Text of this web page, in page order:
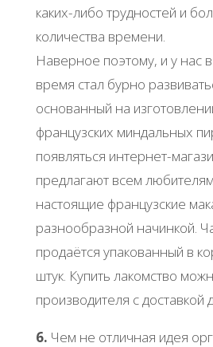
каких-либо трудностей и
количества времени.
Наверное поэтому, и у нас
время стал бурно
основанный на
французских миндальных
появляться интернет-
предлагают всем
настоящие французские
разнообразной начинкой.
продаётся упакованный в
штук. Купить лакомство
производителя с доставкой
6. Чем не отличная идея